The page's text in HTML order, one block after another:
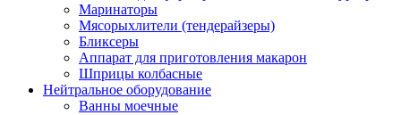
Маринаторы
Мясорыхлители (тендерайзеры)
Бликсеры
Аппарат для приготовления макарон
Шприцы колбасные
Нейтральное оборудование
Ванны моечные